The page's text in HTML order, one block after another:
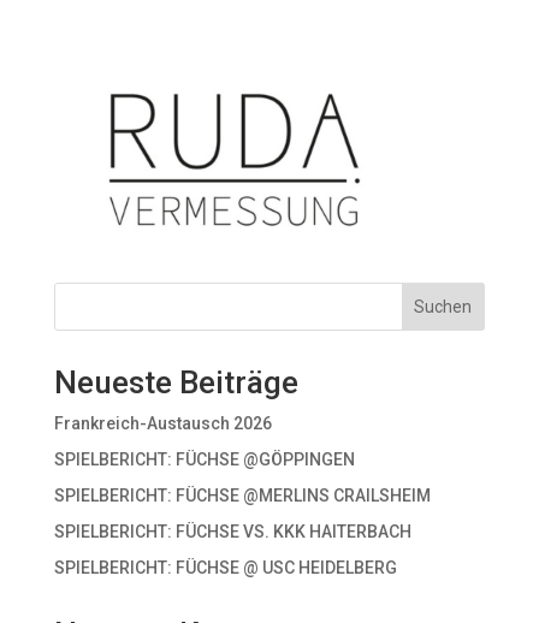
Suchen
Neueste Beiträge
Frankreich-Austausch 2026
SPIELBERICHT: FÜCHSE @GÖPPINGEN
SPIELBERICHT: FÜCHSE @MERLINS CRAILSHEIM
SPIELBERICHT: FÜCHSE VS. KKK HAITERBACH
SPIELBERICHT: FÜCHSE @ USC HEIDELBERG